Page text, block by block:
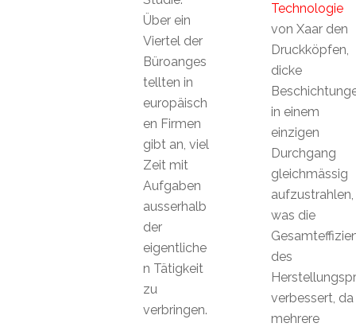
Technologie
von Xaar den
Druckköpfen,
dicke
in einem
einzigen
Durchgang
gleichmässig
aufzustrahlen,
was die
des
verbessert, da
mehrere
Über ein
Viertel der
Büroanges
tellten in
europäisch
en Firmen
gibt an, viel
Zeit mit
Aufgaben
ausserhalb
der
eigentliche
n Tätigkeit
zu
verbringen.